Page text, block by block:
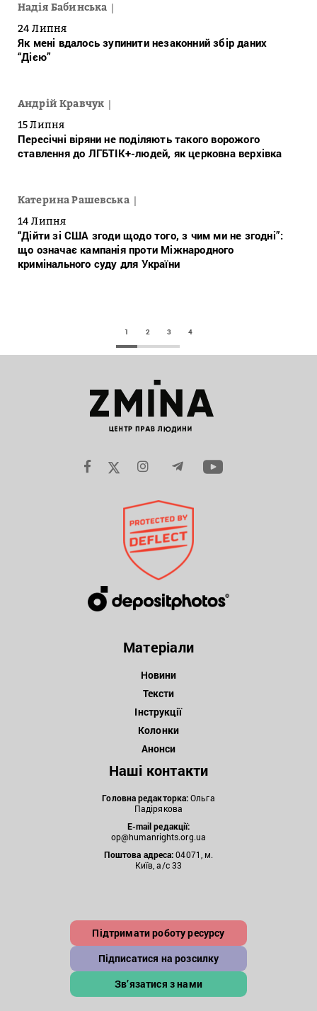
Надія Бабинська
24 Липня
Як мені вдалось зупинити незаконний збір даних
“Дією”
Андрій Кравчук
15 Липня
Пересічні віряни не поділяють такого ворожого
ставлення до ЛГБТІК+-людей, як церковна верхівка
Катерина Рашевська
14 Липня
“Дійти зі США згоди щодо того, з чим ми не згодні”:
що означає кампанія проти Міжнародного
кримінального суду для України
1 2 3 4
Матеріали
Новини
Тексти
Інструкції
Колонки
Анонси
Наші контакти
Головна редакторка:Ольга
Падірякова
E-mail редакції:
op@humanrights.org.ua
Поштова адреса:04071, м.
Київ, а/с 33
Підтримати роботу ресурсу
Підписатися на розсилку
Зв’язатися з нами